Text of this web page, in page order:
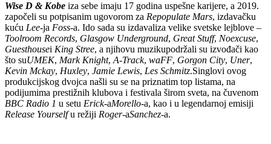
Wise D & Kobe iza sebe imaju 17 godina uspešne karijere, a 2019.
započeli su potpisanim ugovorom za Repopulate Mars, izdavačku
kuću Lee-ja Foss-a. Ido sada su izdavaliza velike svetske lejblove –
Toolroom Records, Glasgow Underground, Great Stuff, Noexcuse,
Guesthousei King Stree, a njihovu muzikupodržali su izvođači kao
što suUMEK, Mark Knight,A-Track, waFF, Gorgon City, Uner,
Kevin Mckay, Huxley, Jamie Lewis, Les Schmitz.Singlovi ovog
produkcijskog dvojca našli su se na priznatim top listama, na
podijumima prestižnih klubova i festivala širom sveta, na čuvenom
BBC Radio 1 u setu Erick-aMorello-a, kao i u legendarnoj emisiji
Release Yourselfu režiji Roger-aSanchez-a.